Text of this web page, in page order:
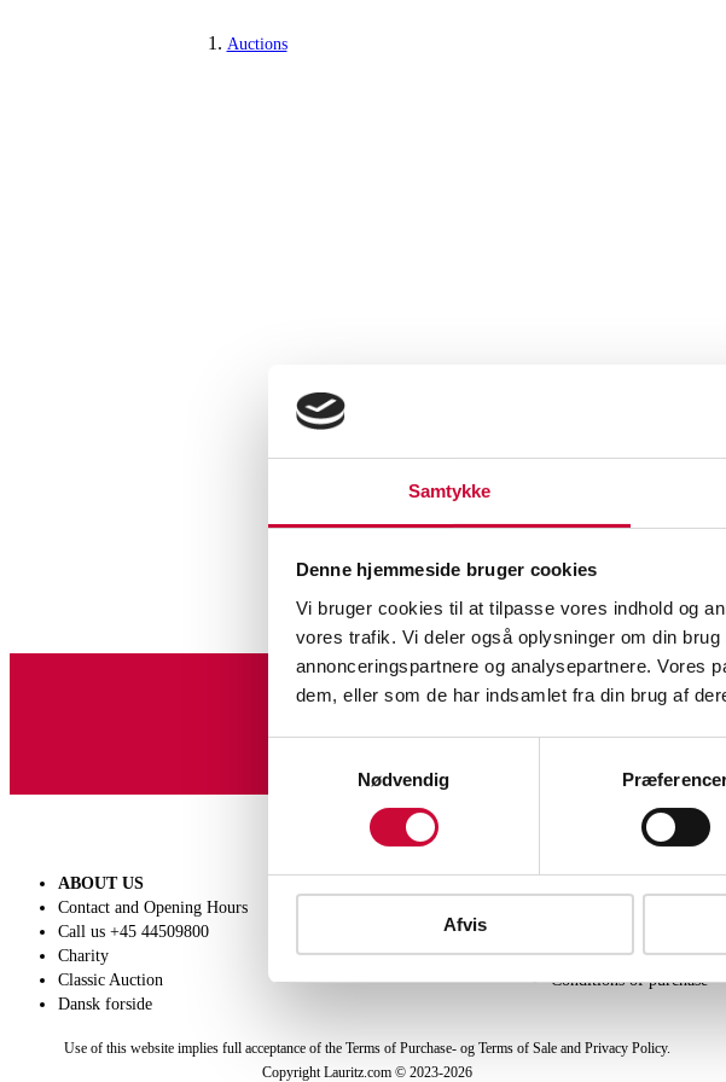
Samtykke
Denne hjemmeside bruger cookies
Vi bruger cookies til at tilpasse vores indhold og
vores trafik. Vi deler også oplysninger om din
annonceringspartnere og analysepartnere. Vores
dem, eller som de har indsamlet fra din brug af
Nødvendig
Afvis
Auctions
ABOUT US
Contact and Opening Hours
Call us +45 44509800
Charity
Classic Auction
Dansk forside
Conditions of sale
Privacy Policy
Conditions of purchase
Use of this website implies full acceptance of the Terms of Purchase- og Terms of Sale and Privacy Policy.
Copyright Lauritz.com © 2023-2026